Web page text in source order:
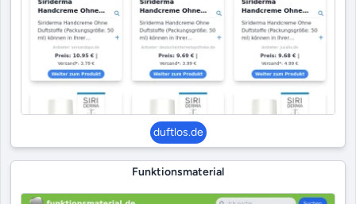
duftlos.de
Funktionsmaterial